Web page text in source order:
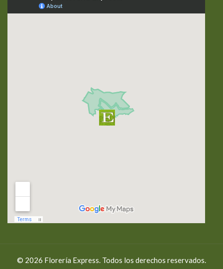
© 2026 Florería Express. Todos los derechos reservados.